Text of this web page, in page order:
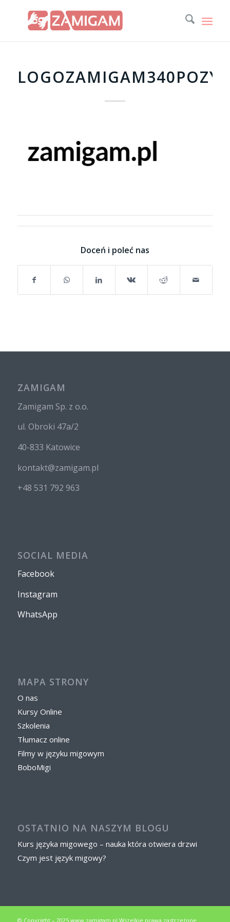
Doceń i poleć nas
ZAMIGAM
Zamigam Sp. z o.o.
ul. Obroki 47a/2
40-833 Katowice
kontakt@zamigam.pl
+48 531 792 963
SOCIAL MEDIA
Facebook
Instagram
WhatsApp
MAPA STRONY
O nas
Kursy Online
Szkolenia
Tłumacz online
Filmy w języku migowym
BoboMigi
OSTATNIO NA NASZYM BLOGU
Kurs języka migowego – nauka która otwiera drzwi
Czym jest język migowy?
© Copyright – 2025 www.zamigam.pl Wszelkie prawa zastrzeżone.